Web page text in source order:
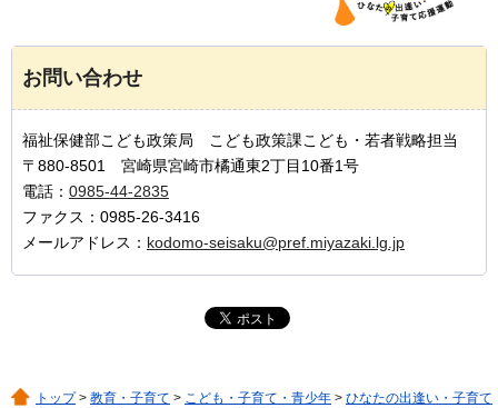
お問い合わせ
福祉保健部こども政策局 こども政策課こども・若者戦略担当
〒880-8501 宮崎県宮崎市橘通東2丁目10番1号
電話： 0985-44-2835
ファクス：0985-26-3416
メールアドレス： kodomo-seisaku@pref.miyazaki.lg.jp
トップ> 教育・子育て > こども・子育て・青少年 > ひなたの出逢い・子育て